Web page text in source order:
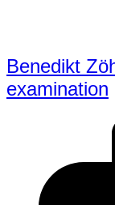
Benedikt
examination